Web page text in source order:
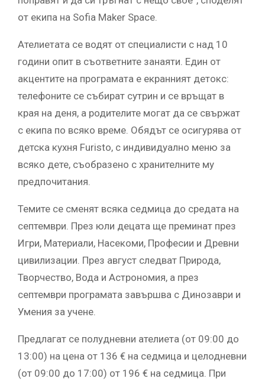
от екипа на Sofia Maker Space.
Ателиетата се водят от специалисти с над 10
години опит в съответните занаяти. Един от
акцентите на програмата е екранният детокс:
телефоните се събират сутрин и се връщат в
края на деня, а родителите могат да се свържат
с екипа по всяко време. Обядът се осигурява от
детска кухня Furisto, с индивидуално меню за
всяко дете, съобразено с хранителните му
предпочитания.
Темите се сменят всяка седмица до средата на
септември. През юли децата ще преминат през
Игри, Материали, Насекоми, Професии и Древни
цивилизации. През август следват Природа,
Творчество, Вода и Астрономия, а през
септември програмата завършва с Динозаври и
Умения за учене.
Предлагат се полудневни ателиета (от 09:00 до
13:00) на цена от 136 € на седмица и целодневни
(от 09:00 до 17:00) от 196 € на седмица. При